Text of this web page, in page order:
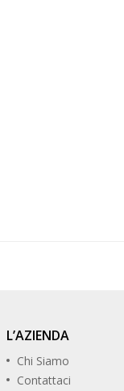
L’AZIENDA
Chi Siamo
Contattaci